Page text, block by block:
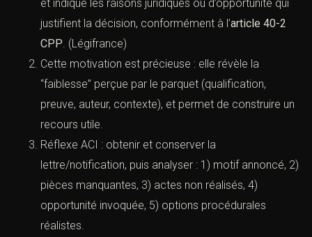
recours et stratégies pénales)
A. Le parquet doit informer et motiver : la
logique de l’[article 40-2 CPP]
Lorsqu’il classe, le procureur informe les
personnes concernées (dont la victime lorsqu’elle
est identifiée) et indique les raisons juridiques ou
d’opportunité qui justifient la décision,
conformément à l’article 40-2 CPP. (Légifrance
Cette motivation est précieuse : elle révèle la
“faiblesse” perçue par le parquet (qualification,